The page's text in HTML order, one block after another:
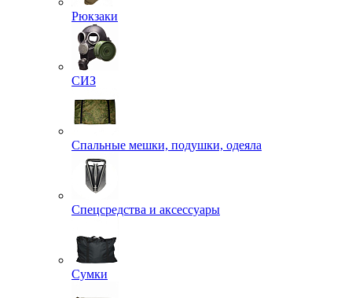
Рюкзаки
СИЗ
Спальные мешки, подушки, одеяла
Спецсредства и аксессуары
Сумки